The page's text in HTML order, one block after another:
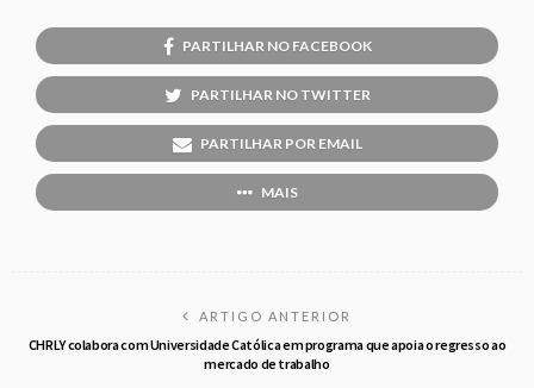
PARTILHAR NO FACEBOOK
PARTILHAR NO TWITTER
PARTILHAR POR EMAIL
MAIS
ARTIGO ANTERIOR
CHRLY colabora com Universidade Católica em programa que apoia o regresso ao
mercado de trabalho